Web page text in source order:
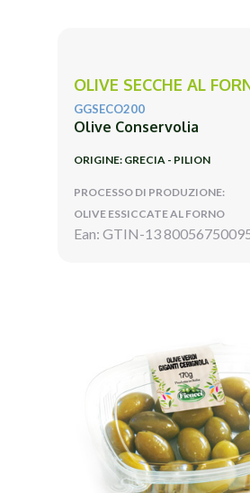
OLIVE SECCHE AL
GGSECO200
Olive Conservolia
ORIGINE: GRECIA - PILION
PROCESSO DI PRODUZIONE:
OLIVE ESSICCATE AL FORNO
Ean: GTIN-13